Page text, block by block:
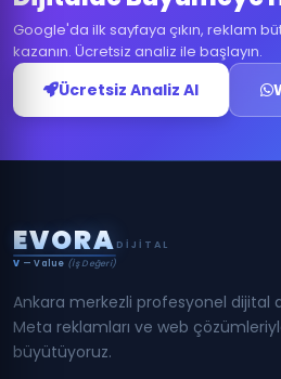
Google'da ilk sayfaya çıkın, reklam
kazanın. Ücretsiz analiz ile başlayın.
Ücretsiz Analiz Al
EVORA DIJITAL
V — Value (İş Değeri)
Ankara merkezli profesyonel dijital
Meta reklamları ve web
büyütüyoruz.